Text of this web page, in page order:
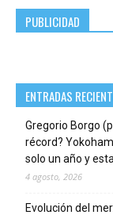
PUBLICIDAD
ENTRADAS
Gregorio Borgo
récord?
solo un año y
4 agosto, 2026
Evolución del